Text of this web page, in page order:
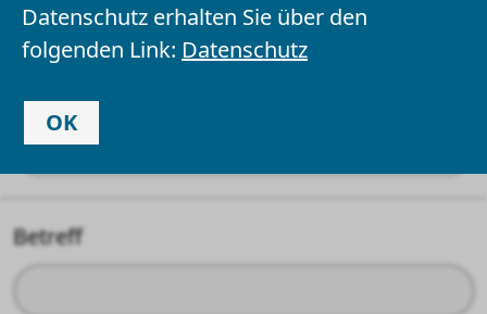
Datenschutz erhalten Sie über den
folgenden Link: Datenschutz
OK
Ihre E-Mail-Adresse
Betreff